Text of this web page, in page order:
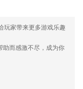
的简便易用。
和文件隐藏功能,从而
丢失合同资料;
玩家带来更多游戏乐趣
助而感激不尽，成为你